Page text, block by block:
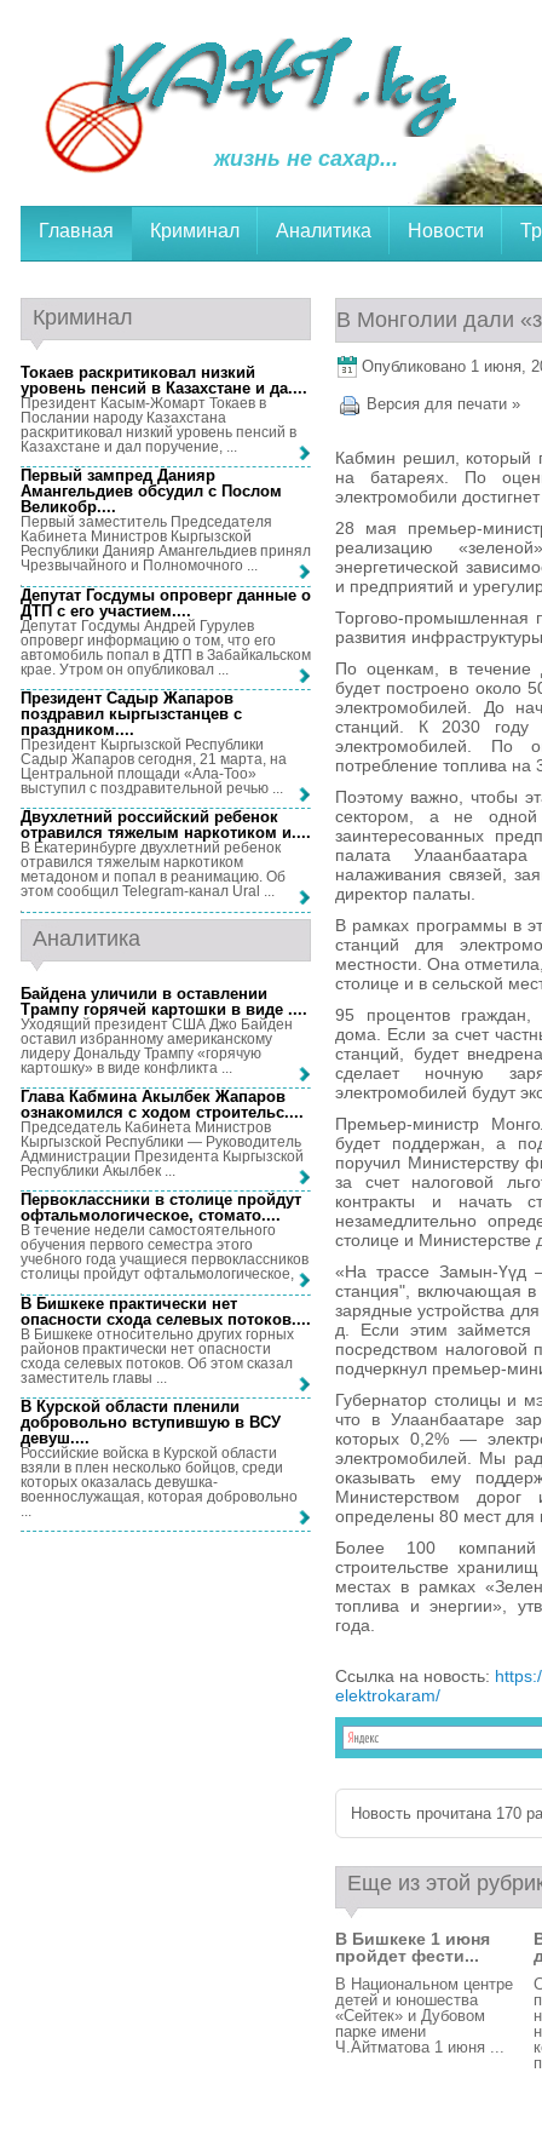
жизнь не сахар...
Главная Криминал Аналитика Новости
В Монголии дали
Опубликовано 1 июня,
Версия для печати »
Кабмин решил, который
на батареях. По
электромобили
28 мая премьер-
реализацию
энергетической
и предприятий и
Торгово-промышленная
развития
По оценкам, в течение
будет построено около
электромобилей. До
станций. К 2030 году
электромобилей. По
потребление топлива
Поэтому важно, чтобы
сектором, а не
заинтересованных
палата
налаживания связей,
директор палаты.
В рамках программы в
станций для
местности. Она
столице и в сельской
95 процентов
дома. Если за счет
станций, будет
сделает ночную
электромобилей будут
Премьер-министр
будет поддержан, а
поручил Министерству
за счет налоговой
контракты и начать
незамедлительно
столице и Министерстве
«На трассе Замын-Үүд
станция", включающая в
зарядные устройства
д. Если этим
посредством
подчеркнул премьер-
Губернатор столицы и
что в Улаанбаатаре
которых 0,2% —
электромобилей. Мы
оказывать ему
Министерством
определены 80 мест для
Более 100 компаний
строительстве
местах в рамках
топлива и энергии»,
года.
Ссылка на новость:
elektrokaram/
Новость прочитана 170
Еще из этой
В Бишкеке 1 июня
пройдет фести...
В Национальном центре
детей и юношества
«Сейтек» и Дубовом
парке имени
Ч.Айтматова 1 июня ...
Криминал
Токаев раскритиковал низкий
уровень пенсий в Казахстане и да....
Президент Касым-Жомарт Токаев в
Послании народу Казахстана
раскритиковал низкий уровень пенсий в
Казахстане и дал поручение, ...
Первый зампред Данияр
Амангельдиев обсудил с Послом
Великобр....
Первый заместитель Председателя
Кабинета Министров Кыргызской
Республики Данияр Амангельдиев принял
Чрезвычайного и Полномочного ...
Депутат Госдумы опроверг данные о
ДТП с его участием....
Депутат Госдумы Андрей Гурулев
опроверг информацию о том, что его
автомобиль попал в ДТП в Забайкальском
крае. Утром он опубликовал ...
Президент Садыр Жапаров
поздравил кыргызстанцев с
праздником....
Президент Кыргызской Республики
Садыр Жапаров сегодня, 21 марта, на
Центральной площади «Ала-Тоо»
выступил с поздравительной речью ...
Двухлетний российский ребенок
отравился тяжелым наркотиком и....
В Екатеринбурге двухлетний ребенок
отравился тяжелым наркотиком
метадоном и попал в реанимацию. Об
этом сообщил Telegram-канал Ural ...
Аналитика
Байдена уличили в оставлении
Трампу горячей картошки в виде ....
Уходящий президент США Джо Байден
оставил избранному американскому
лидеру Дональду Трампу «горячую
картошку» в виде конфликта ...
Глава Кабмина Акылбек Жапаров
ознакомился с ходом строительс....
Председатель Кабинета Министров
Кыргызской Республики — Руководитель
Администрации Президента Кыргызской
Республики Акылбек ...
Первоклассники в столице пройдут
офтальмологическое, стомато....
В течение недели самостоятельного
обучения первого семестра этого
учебного года учащиеся первоклассников
столицы пройдут офтальмологическое, ...
В Бишкеке практически нет
опасности схода селевых потоков....
В Бишкеке относительно других горных
районов практически нет опасности
схода селевых потоков. Об этом сказал
заместитель главы ...
В Курской области пленили
добровольно вступившую в ВСУ
девуш....
Российские войска в Курской области
взяли в плен несколько бойцов, среди
которых оказалась девушка-
военнослужащая, которая добровольно
...